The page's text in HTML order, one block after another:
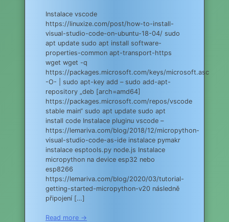
Instalace vscode
https://linuxize.com/post/how-to-install-
visual-studio-code-on-ubuntu-18-04/ sudo
apt update sudo apt install software-
properties-common apt-transport-https
wget wget -q
https://packages.microsoft.com/keys/microsoft.asc
-O- | sudo apt-key add – sudo add-apt-
repository „deb [arch=amd64]
https://packages.microsoft.com/repos/vscode
stable main“ sudo apt update sudo apt
install code Instalace pluginu vscode –
https://lemariva.com/blog/2018/12/micropython-
visual-studio-code-as-ide instalace pymakr
instalace esptools.py node.js Instalace
micropython na device esp32 nebo
esp8266
https://lemariva.com/blog/2020/03/tutorial-
getting-started-micropython-v20 následně
připojení […]
Read more →